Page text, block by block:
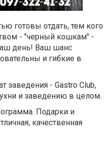
готовы отдать, тем кого
- "черный кошкам" -
день! Ваш шанс
и гибкие в
заведения - Gastro Club,
и заведению в целом.
Подарки и
качественная